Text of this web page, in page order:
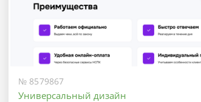
№ 8579867
Универсальный дизайн